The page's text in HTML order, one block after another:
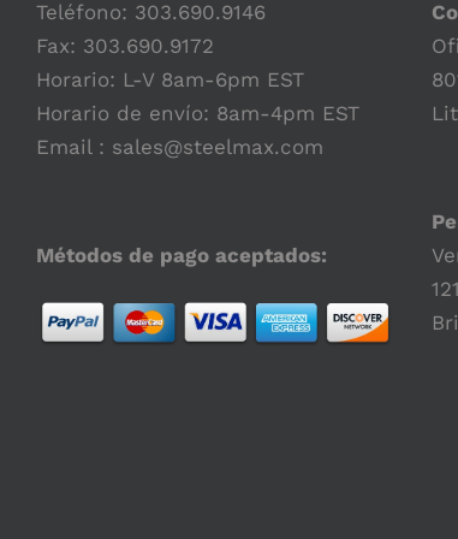
Teléfono: 303.690.9146
Fax: 303.690.9172
Horario: L-V 8am-6pm EST
Horario de envío: 8am-4pm EST
Email : sales@steelmax.com
Métodos de pago aceptados: